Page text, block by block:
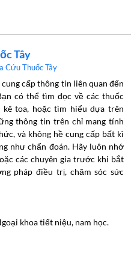
Tây
Cứu Thuốc Tây
cấp thông tin liên quan đến
có thể tìm đọc về các thuốc
toa, hoặc tìm hiểu dựa trên
thông tin trên chỉ mang tính
và không hề cung cấp bất kì
như chẩn đoán. Hãy luôn nhớ
các chuyên gia trước khi bắt
pháp điều trị, chăm sóc sức
khoa tiết niệu, nam học.